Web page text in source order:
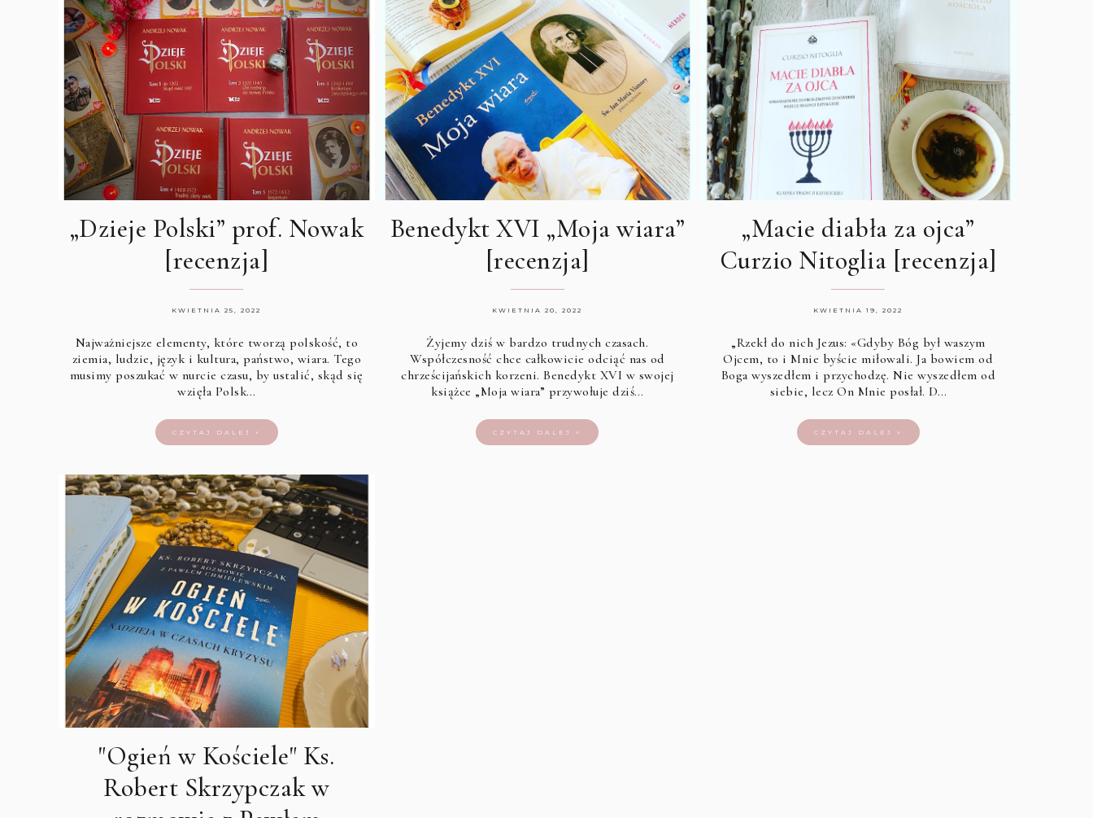
„Dzieje Polski” prof. Nowak
[recenzja]
KWIETNIA 25, 2022
Najważniejsze elementy, które tworzą polskość, to
ziemia, ludzie, język i kultura, państwo, wiara. Tego
musimy poszukać w nurcie czasu, by ustalić, skąd się
wzięła Polsk…
CZYTAJ DALEJ »
Benedykt XVI „Moja wiara”
[recenzja]
KWIETNIA 20, 2022
Żyjemy dziś w bardzo trudnych czasach.
Współczesność chce całkowicie odciąć nas od
chrześcijańskich korzeni. Benedykt XVI w swojej
książce „Moja wiara” przywołuje dziś…
CZYTAJ DALEJ »
„Macie diabła za ojca”
Curzio Nitoglia [recenzja]
KWIETNIA 19, 2022
„Rzekł do nich Jezus: «Gdyby Bóg był waszym
Ojcem, to i Mnie byście miłowali. Ja bowiem od
Boga wyszedłem i przychodzę. Nie wyszedłem od
siebie, lecz On Mnie posłał. D…
CZYTAJ DALEJ »
"Ogień w Kościele" Ks.
Robert Skrzypczak w